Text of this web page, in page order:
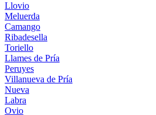
Llovio
Meluerda
Camango
Ribadesella
Toriello
Llames de Pría
Peruyes
Villanueva de Pría
Nueva
Labra
Ovio